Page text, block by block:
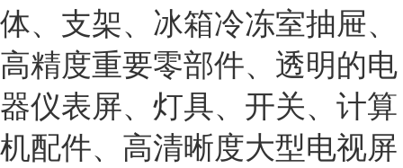
体、支架、冰箱冷冻室抽屉、
高精度重要零部件、透明的电
器仪表屏、灯具、开关、计算
机配件、高清晰度大型电视屏